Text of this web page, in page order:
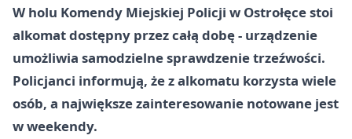
W holu Komendy Miejskiej Policji w Ostrołęce stoi
alkomat dostępny przez całą dobę - urządzenie
umożliwia samodzielne sprawdzenie trzeźwości.
Policjanci informują, że z alkomatu korzysta wiele
osób, a największe zainteresowanie notowane jest
w weekendy.